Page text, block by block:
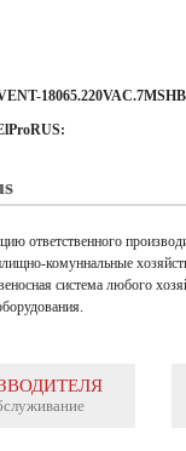
ответственного
комуннальные
система любого